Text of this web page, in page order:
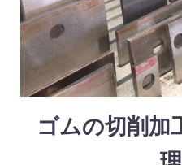
ゴムの切削加